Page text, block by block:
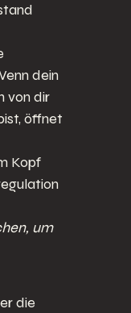
dein
von dir
öffnet
Kopf
um
die